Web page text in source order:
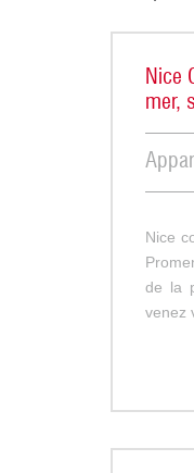
Nice
mer,
Nice
de la
venez